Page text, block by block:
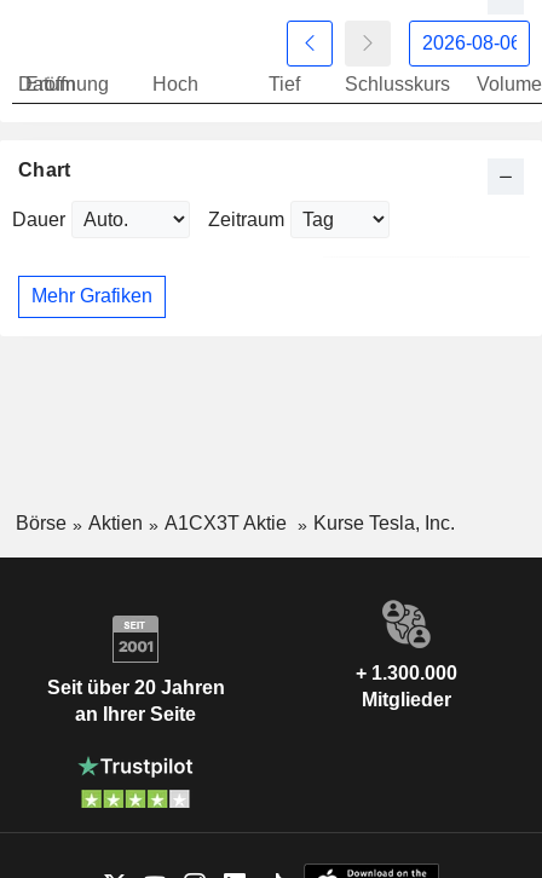
Datum
Eröffnung Hoch Tief Schlusskurs
Chart
Dauer Zeitraum
Mehr Grafiken
Börse Aktien A1CX3T Aktie Kurse Tesla, Inc.
Seit über 20 Jahren
an Ihrer Seite
+ 1.300.000
Mitglieder